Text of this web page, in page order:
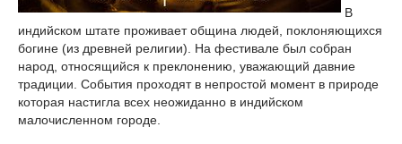
В
индийском штате проживает община людей, поклоняющихся
богине (из древней религии). На фестивале был собран
народ, относящийся к преклонению, уважающий давние
традиции. События проходят в непростой момент в природе
которая настигла всех неожиданно в индийском
малочисленном городе.